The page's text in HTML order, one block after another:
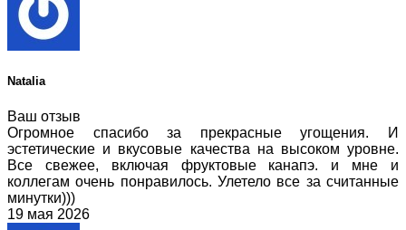
Natalia
Ваш отзыв
Огромное спасибо за прекрасные угощения. И
эстетические и вкусовые качества на высоком уровне.
Все свежее, включая фруктовые канапэ. и мне и
коллегам очень понравилось. Улетело все за считанные
минутки)))
19 мая 2026